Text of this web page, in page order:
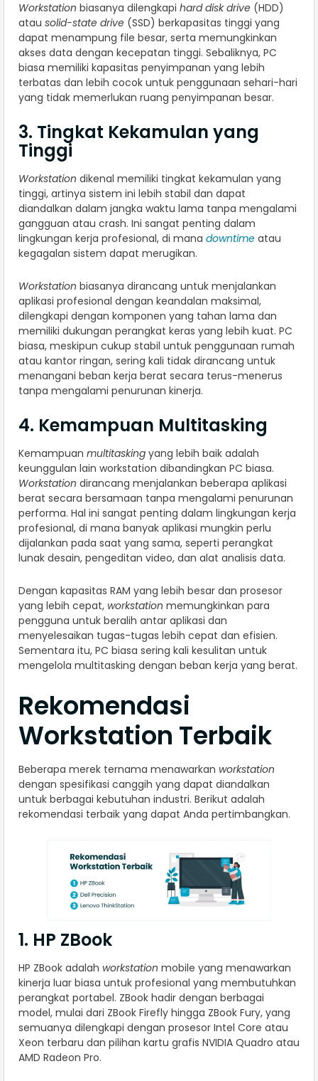
Workstation biasanya dilengkapi hard disk drive (HDD)
atau solid-state drive (SSD) berkapasitas tinggi yang
dapat menampung file besar, serta memungkinkan
akses data dengan kecepatan tinggi. Sebaliknya, PC
biasa memiliki kapasitas penyimpanan yang lebih
terbatas dan lebih cocok untuk penggunaan sehari-hari
yang tidak memerlukan ruang penyimpanan besar.
3. Tingkat Kekamulan yang
Tinggi
Workstation dikenal memiliki tingkat kekamulan yang
tinggi, artinya sistem ini lebih stabil dan dapat
diandalkan dalam jangka waktu lama tanpa mengalami
gangguan atau crash. Ini sangat penting dalam
lingkungan kerja profesional, di mana downtime atau
kegagalan sistem dapat merugikan.
Workstation biasanya dirancang untuk menjalankan
aplikasi profesional dengan keandalan maksimal,
dilengkapi dengan komponen yang tahan lama dan
memiliki dukungan perangkat keras yang lebih kuat. PC
biasa, meskipun cukup stabil untuk penggunaan rumah
atau kantor ringan, sering kali tidak dirancang untuk
menangani beban kerja berat secara terus-menerus
tanpa mengalami penurunan kinerja.
4. Kemampuan Multitasking
Kemampuan multitasking yang lebih baik adalah
keunggulan lain workstation dibandingkan PC biasa.
Workstation dirancang menjalankan beberapa aplikasi
berat secara bersamaan tanpa mengalami penurunan
performa. Hal ini sangat penting dalam lingkungan kerja
profesional, di mana banyak aplikasi mungkin perlu
dijalankan pada saat yang sama, seperti perangkat
lunak desain, pengeditan video, dan alat analisis data.
Dengan kapasitas RAM yang lebih besar dan prosesor
yang lebih cepat, workstation memungkinkan para
pengguna untuk beralih antar aplikasi dan
menyelesaikan tugas-tugas lebih cepat dan efisien.
Sementara itu, PC biasa sering kali kesulitan untuk
mengelola multitasking dengan beban kerja yang berat.
Rekomendasi
Workstation Terbaik
Beberapa merek ternama menawarkan workstation
dengan spesifikasi canggih yang dapat diandalkan
untuk berbagai kebutuhan industri. Berikut adalah
rekomendasi terbaik yang dapat Anda pertimbangkan.
1. HP ZBook
HP ZBook adalah workstation mobile yang menawarkan
kinerja luar biasa untuk profesional yang membutuhkan
perangkat portabel. ZBook hadir dengan berbagai
model, mulai dari ZBook Firefly hingga ZBook Fury, yang
semuanya dilengkapi dengan prosesor Intel Core atau
Xeon terbaru dan pilihan kartu grafis NVIDIA Quadro atau
AMD Radeon Pro.